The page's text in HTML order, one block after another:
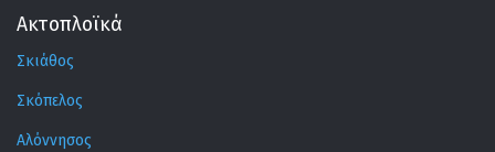
Ακτοπλοϊκά
Σκιάθος
Σκόπελος
Αλόννησος